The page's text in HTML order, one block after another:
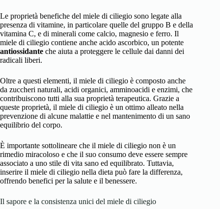
Le proprietà benefiche del miele di ciliegio sono legate alla
presenza di vitamine, in particolare quelle del gruppo B e della
vitamina C, e di minerali come calcio, magnesio e ferro. Il
miele di ciliegio contiene anche acido ascorbico, un potente
antiossidante che aiuta a proteggere le cellule dai danni dei
radicali liberi.
Oltre a questi elementi, il miele di ciliegio è composto anche
da zuccheri naturali, acidi organici, amminoacidi e enzimi, che
contribuiscono tutti alla sua proprietà terapeutica. Grazie a
queste proprietà, il miele di ciliegio è un ottimo alleato nella
prevenzione di alcune malattie e nel mantenimento di un sano
equilibrio del corpo.
È importante sottolineare che il miele di ciliegio non è un
rimedio miracoloso e che il suo consumo deve essere sempre
associato a uno stile di vita sano ed equilibrato. Tuttavia,
inserire il miele di ciliegio nella dieta può fare la differenza,
offrendo benefici per la salute e il benessere.
Il sapore e la consistenza unici del miele di ciliegio